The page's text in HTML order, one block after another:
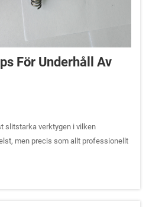
För Underhåll Av
slitstarka verktygen i vilken
men precis som allt professionellt
underhåll för att fungera pålitligt.
på bostadsprojekt eller